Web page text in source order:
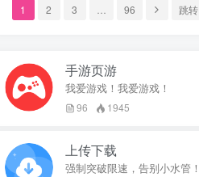
1 2 3 … 96 跳转
手游页游
我爱游戏！我爱游戏！
96 1945
上传下载
强制突破限速，告别小水管！